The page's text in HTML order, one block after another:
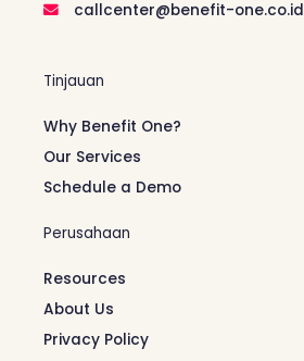
callcenter@benefit-one.co.id
Tinjauan
Why Benefit One?
Our Services
Schedule a Demo
Perusahaan
Resources
About Us
Privacy Policy